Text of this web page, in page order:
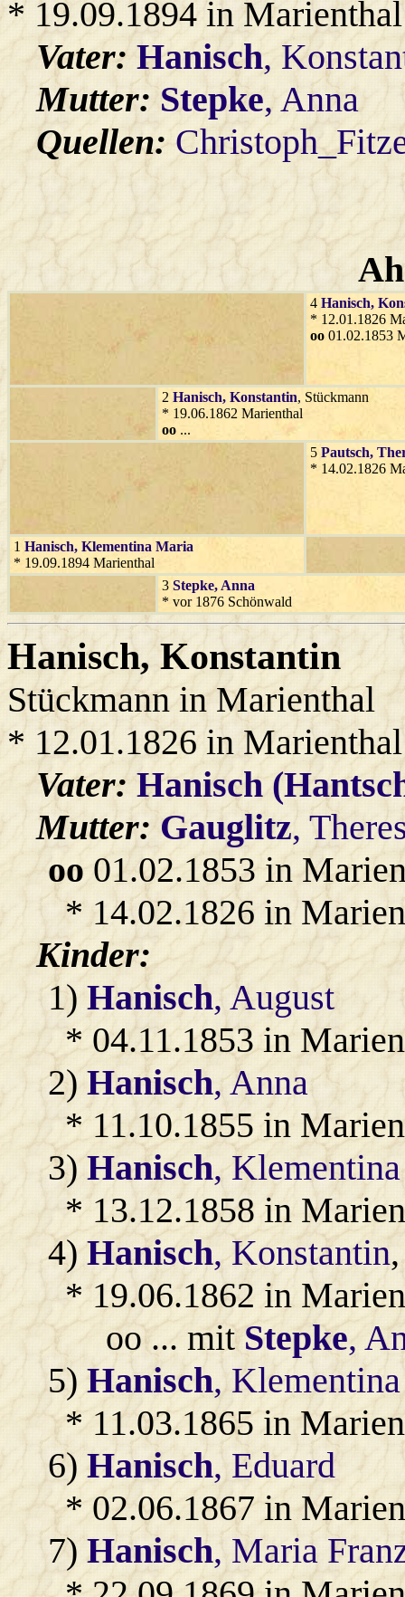
* 19.09.1894 in Marienthal
Vater:Hanisch,
Mutter:Stepke, Anna
Quellen:
4 Hanisch,
* 12.01.1826
oo 01.02.1853
2 Hanisch, Konstantin, Stückmann
* 19.06.1862 Marienthal
oo ...
5 Pautsch,
* 14.02.1826
1 Hanisch, Klementina Maria
* 19.09.1894 Marienthal
3 Stepke, Anna
* vor 1876 Schönwald
Hanisch, Konstantin
Stückmann in Marienthal
* 12.01.1826 in Marienthal
Vater:Hanisch
Mutter:Gauglitz,
oo01.02.1853 in
* 14.02.1826 in
Kinder:
1)Hanisch, August
* 04.11.1853 in
2)Hanisch, Anna
* 11.10.1855 in
3)Hanisch,
* 13.12.1858 in
4)Hanisch, Konstantin
* 19.06.1862 in
oo ... mitStepke,
5)Hanisch,
* 11.03.1865 in
6)Hanisch, Eduard
* 02.06.1867 in
7)Hanisch, Maria